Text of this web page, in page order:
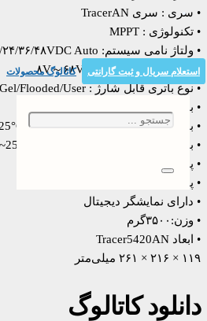
استعلام سریال و ثبت گارانتی کاتالوگ محصولات
• سری : سری TracerAN
• تکنولوژی : MPPT
• ولتاژ نامی سیستم: ۱۲/۲۴/۳۶/۴۸VDC Auto
• رنج ولتاژ ورودی باتری:۸V～۶۸V
• نوع باتری قابل شارژ : Sealed(Default)/Gel/Flooded/User
• بیشینه جریان ورودی از پنل: ۵۰A
• بیشینه ولتاژ مدار باز ورودی از پنل:۲۰۰V(Min Temp)/180V( 25°C)
• بیشینه توان ورودی از پنل: ۶۲۵W/12V~1250W/24V~1875W/36V~2500W/48V
• پورت RS485
• پورت سنسور دما
• دارای نمایشگر دیجیتال
• وزن:۳۵۰۰گرم
• ابعاد Tracer5420AN
۱۱۹ × ۲۱۶ × ۲۶۱ میلی‌متر
دانلود کاتالوگ